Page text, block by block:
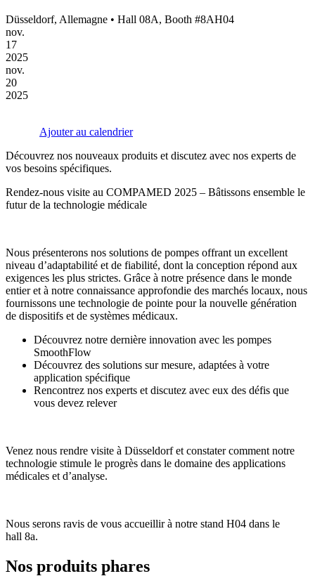
Düsseldorf, Allemagne • Hall 08A, Booth #8AH04
nov.
17
2025
nov.
20
2025
Ajouter au calendrier
Découvrez nos nouveaux produits et discutez avec nos experts de
vos besoins spécifiques.
Rendez-nous visite au COMPAMED 2025 – Bâtissons ensemble le
futur de la technologie médicale
Nous présenterons nos solutions de pompes offrant un excellent
niveau d’adaptabilité et de fiabilité, dont la conception répond aux
exigences les plus strictes. Grâce à notre présence dans le monde
entier et à notre connaissance approfondie des marchés locaux, nous
fournissons une technologie de pointe pour la nouvelle génération
de dispositifs et de systèmes médicaux.
Découvrez notre dernière innovation avec les pompes
SmoothFlow
Découvrez des solutions sur mesure, adaptées à votre
application spécifique
Rencontrez nos experts et discutez avec eux des défis que
vous devez relever
Venez nous rendre visite à Düsseldorf et constater comment notre
technologie stimule le progrès dans le domaine des applications
médicales et d’analyse.
Nous serons ravis de vous accueillir à notre stand H04 dans le
hall 8a.
Nos produits phares